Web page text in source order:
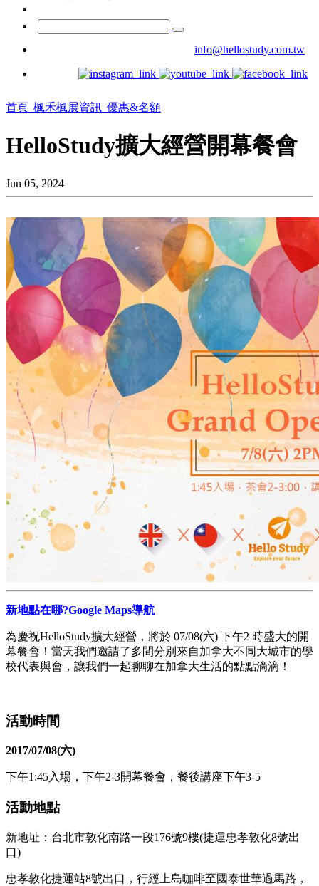
info@hellostudy.com.tw
首頁 楓禾楓展資訊 優惠&名額
HelloStudy擴大經營開幕餐會
Jun 05, 2024
新地點在哪?Google Maps導航
為慶祝HelloStudy擴大經營，將於 07/08(六) 下午2 時盛大的開
幕餐會！當天我們邀請了多間分別來自加拿大不同大城市的學
校代表與會，讓我們一起聊聊在加拿大生活的點點滴滴！
活動時間
2017/07/08(六)
下午1:45入場，下午2-3開幕餐會，餐後講座下午3-5
活動地點
新地址：台北市敦化南路一段176號9樓(捷運忠孝敦化8號出
口)
忠孝敦化捷運站8號出口，行經上島咖啡至國泰世華過馬路，